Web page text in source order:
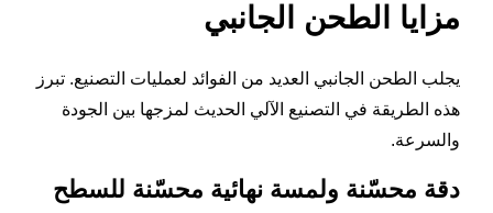
مزايا الطحن الجانبي
يجلب الطحن الجانبي العديد من الفوائد لعمليات التصنيع. تبرز
هذه الطريقة في التصنيع الآلي الحديث لمزجها بين الجودة
والسرعة.
دقة محسّنة ولمسة نهائية محسّنة للسطح